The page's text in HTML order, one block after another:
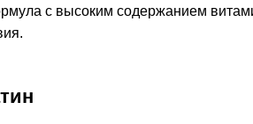
с высоким содержанием